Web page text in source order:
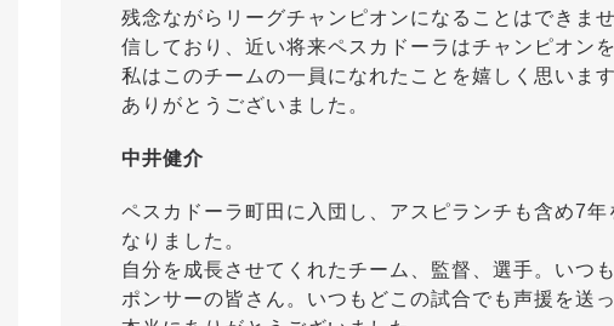
残念ながらリーグチャンピオンになることはできま
信しており、近い将来ペスカドーラはチャンピオン
私はこのチームの一員になれたことを嬉しく思います
ありがとうございました。
中井健介
ペスカドーラ町田に入団し、アスピランチも含め7
なりました。
自分を成長させてくれたチーム、監督、選手。いつ
ポンサーの皆さん。いつもどこの試合でも声援を送